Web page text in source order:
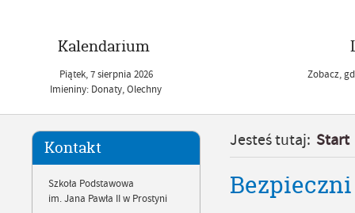
Kalendarium
Piątek,7sierpnia 2026
Imieniny: Donaty, Olechny
Zobacz,
Kontakt
Szkoła Podstawowa
im. Jana Pawła II w Prostyni
Jesteś tutaj: Start